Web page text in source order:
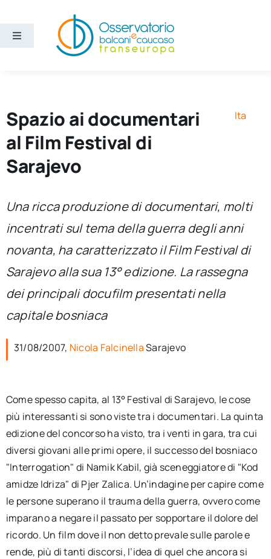
contenuto
Toggle
Ricerca e divulgazione
Chi siamo
per:
Newsletter
Ita
Spazio ai documentari
al Film Festival di
Sarajevo
Ita
Una ricca produzione di documentari, molti
incentrati sul tema della guerra degli anni
novanta, ha caratterizzato il Film Festival di
Sarajevo alla sua 13° edizione. La rassegna
dei principali docufilm presentati nella
capitale bosniaca
31/08/2007, Nicola FalcinellaSarajevo
Come spesso capita, al 13° Festival di Sarajevo, le cose
più interessanti si sono viste tra i documentari. La quinta
edizione del concorso ha visto, tra i venti in gara, tra cui
diversi giovani alle primi opere, il successo del bosniaco
"Interrogation" di Namik Kabil, già sceneggiatore di "Kod
amidze Idriza" di Pjer Zalica. Un’indagine per capire come
le persone superano il trauma della guerra, ovvero come
imparano a negare il passato per sopportare il dolore del
ricordo. Un film dove il non detto prevale sulle parole e
rende, più di tanti discorsi, l’idea di quel che ancora si